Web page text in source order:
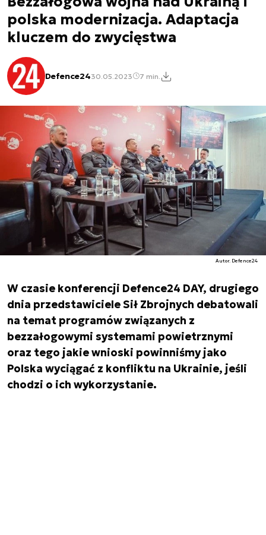
polska modernizacja. Adaptacja
kluczem do zwycięstwa
Defence2430.05.2023 7 min.
Autor. Defence24
W czasie konferencji Defence24 DAY, drugiego
dnia przedstawiciele Sił Zbrojnych debatowali
na temat programów związanych z
bezzałogowymi systemami powietrznymi
oraz tego jakie wnioski powinniśmy jako
Polska wyciągać z konfliktu na Ukrainie, jeśli
chodzi o ich wykorzystanie.